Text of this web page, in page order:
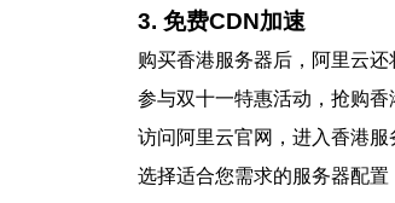
3. 免费CDN加速
购买香港服务器后，阿里云
参与双十一特惠活动，抢购香
访问阿里云官网，进入香港服
选择适合您需求的服务器配置